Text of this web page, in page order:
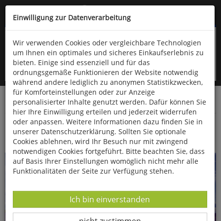
Kompletten Head der Seite überspringen
oder (06766) 9323-960
Startseite Bücher Essen & Trinken
Kräuter der Provence
Einwilligung zur Datenverarbeitung
Wir verwenden Cookies oder vergleichbare Technologien
um Ihnen ein optimales und sicheres Einkaufserlebnis zu
bieten. Einige sind essenziell und für das
ordnungsgemäße Funktionieren der Website notwendig
während andere lediglich zu anonymen Statistikzwecken,
für Komforteinstellungen oder zur Anzeige
personalisierter Inhalte genutzt werden. Dafür können Sie
hier Ihre Einwilligung erteilen und jederzeit widerrufen
oder anpassen. Weitere Informationen dazu finden Sie in
unserer Datenschutzerklärung. Sollten Sie optionale
Cookies ablehnen, wird Ihr Besuch nur mit zwingend
notwendigen Cookies fortgeführt. Bitte beachten Sie, dass
auf Basis Ihrer Einstellungen womöglich nicht mehr alle
Funktionalitäten der Seite zur Verfügung stehen.
Datenverarbeitung -
Ich bin einverstanden